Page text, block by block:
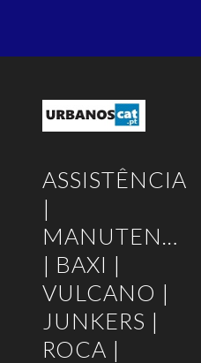
ASSISTÊNCIA
|
MANUTENÇÃO
| BAXI |
VULCANO |
JUNKERS |
ROCA |